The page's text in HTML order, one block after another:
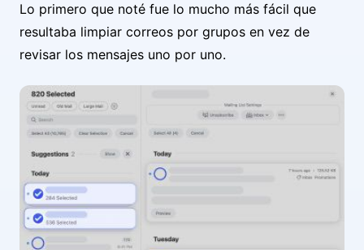
Lo primero que noté fue lo mucho más fácil que
resultaba limpiar correos por grupos en vez de
revisar los mensajes uno por uno.